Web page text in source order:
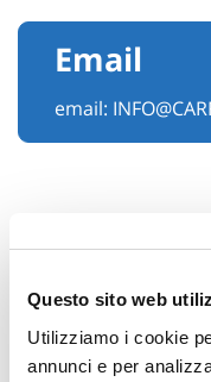
Questo sito web
Utilizziamo i cookie
annunci e per
Email
email: